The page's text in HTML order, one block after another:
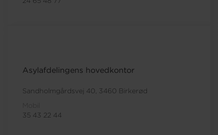
Asylafdelingens hovedkontor
Sandholmgårdsvej 40, 3460 Birkerød
35 43 22 44